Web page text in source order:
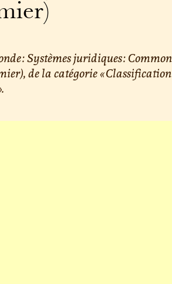
: Systèmes juridiques :
de la catégorie « Classification